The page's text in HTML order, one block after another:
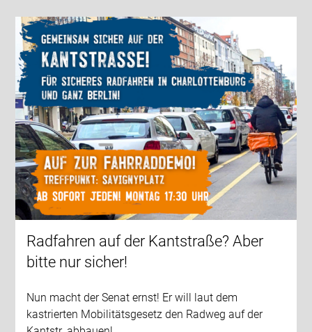
Radfahren auf der Kantstraße? Aber
bitte nur sicher!
Nun macht der Senat ernst! Er will laut dem
kastrierten Mobilitätsgesetz den Radweg auf der